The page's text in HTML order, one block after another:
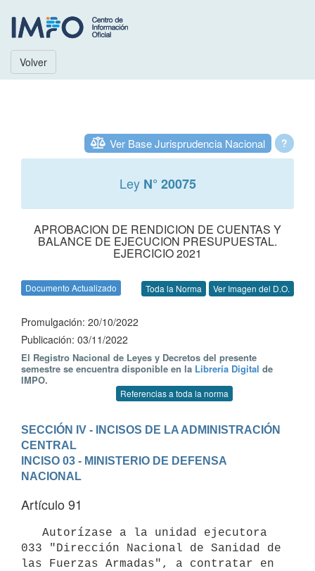
Volver
?
Ver Base Jurisprudencia Nacional
Ley N° 20075
APROBACION DE RENDICION DE CUENTAS Y
BALANCE DE EJECUCION PRESUPUESTAL.
EJERCICIO 2021
Documento Actualizado Toda la Norma Ver Imagen del D.O.
Promulgación: 20/10/2022
Publicación: 03/11/2022
El Registro Nacional de Leyes y Decretos del presente
semestre se encuentra disponible en la Librería Digital de
IMPO.
Referencias a toda la norma
SECCIÓN IV - INCISOS DE LA ADMINISTRACIÓN
CENTRAL
INCISO 03 - MINISTERIO DE DEFENSA
NACIONAL
Artículo 91
033 "Dirección Nacional de Sanidad de
las Fuerzas Armadas", a contratar en